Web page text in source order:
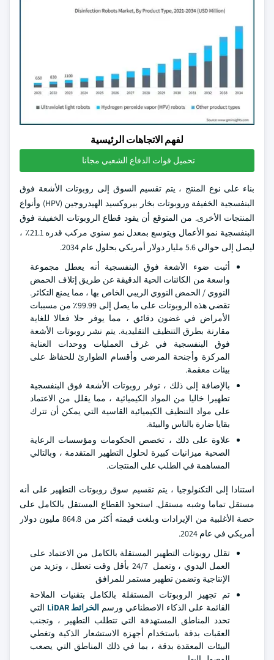
لفهم الاتجاهات الرئيسية
تحميل قوات الدفاع الشعبي مجانا
بناء على نوع المنتج ، يتم تقسيم السوق إلى روبوتات الأشعة فوق
البنفسجية الخفيفة وروبوتات بخار بيروكسيد الهيدروجين (HPV) وأنواع
المنتجات الأخرى. من المتوقع أن يقود قطاع الروبوتات الخفيفة فوق
البنفسجية نمو الأعمال ويتوسع بمعدل نمو سنوي مركب قدره 21.1٪ ،
ليصل إلى حوالي 5.6 مليار دولار أمريكي بحلول عام 2034.
أثبت ضوء الأشعة فوق البنفسجية أنه يعطل مجموعة
واسعة من الكائنات الحية الدقيقة عن طريق إتلاف الحمض
النووي / الحمض النووي الريبي الخاص بها ، مما يمنع التكاثر.
تقضي هذه الروبوتات على ما يصل إلى 99.99٪ من مسببات
الأمراض في غضون دقائق ، مما يوفر حلا فعالا للغاية
مقارنة بطرق التنظيف التقليدية. يتم نشر روبوتات الأشعة
فوق البنفسجية في غرف العمليات ووحدات العناية
المركزة وأجنحة المرضى وأقسام الطوارئ للحفاظ على
بيئات معقمة.
بالإضافة إلى ذلك ، توفر روبوتات الأشعة فوق البنفسجية
تطهيرا خاليا من المواد الكيميائية ، مما يقلل من الاعتماد
على مواد التنظيف الكيميائية القاسية التي يمكن أن تترك
بقايا ضارة بالناس والبيئة.
علاوة على ذلك ، تخصص الحكومات ومؤسسات الرعاية
الصحية ميزانيات كبيرة لحلول التطهير المتقدمة ، وبالتالي
المساهمة في الطلب على المنتجات.
استنادا إلى التكنولوجيا ، يتم تقسيم سوق روبوتات التطهير على أنه
مستقل تماما وشبه مستقل. استحوذ القطاع المستقل بالكامل على
حصة الأغلبية من الإيرادات وبلغت قيمته أكثر من 864.8 مليون دولار
أمريكي في عام 2024.
تقلل روبوتات التطهير المستقلة بالكامل من الاعتماد على
العمل اليدوي ، وتعمل 24/7 بأقل وقت تعطل ، وتزيد من
الإنتاجية وتضمن تطهير مستمر للمرافق
تم تجهيز الروبوتات المستقلة بالكامل بتقنيات الملاحة
القائمة على الذكاء الاصطناعي ورسم الخرائط LiDAR
التي
تحدد المناطق المستهدفة التي تتطلب التطهير ، وتجنب
العقبات بدقة باستخدام أجهزة الاستشعار الذكية وتغطي
البيئات المعقدة بدقة ، بما في ذلك المناطق التي يصعب